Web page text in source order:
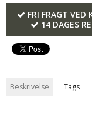
FRI FRAGT VED
14 DAGES
Beskrivelse Tags